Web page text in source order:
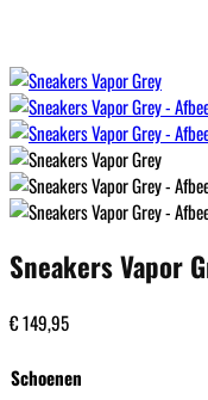
Sneakers Vapor
€149,95
Schoenen